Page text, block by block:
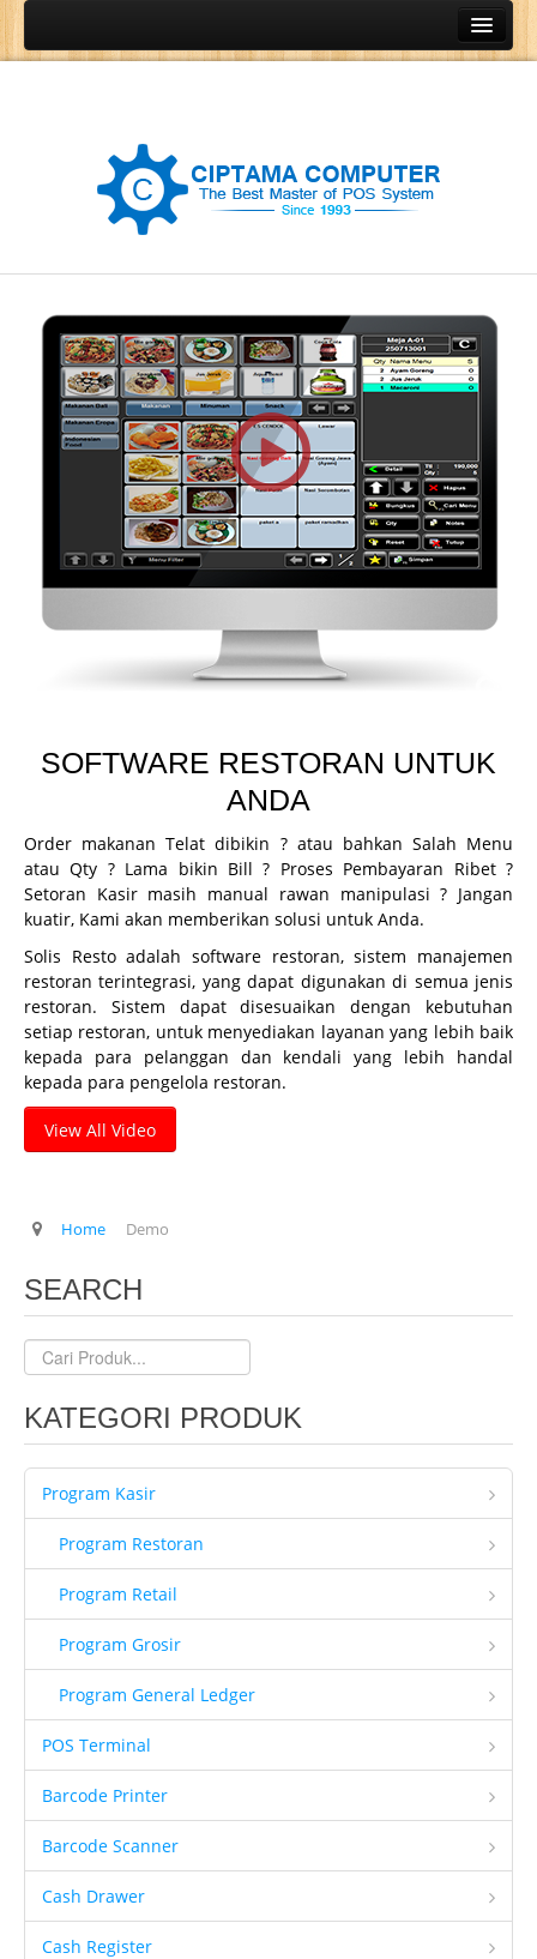
Home
Program Kasir
Program Restoran
Program Retail
Program Grosir
Program General Ledger
POS Terminal
Barcode Printer
Barcode Scanner
Cash Drawer
Cash Register
CCTV
Printer Inkjet
Printer ID Card
Perlengkapan Kasir
Gondola
Demo
Demo Program
Request Demo
Request Training
Client Kami
Tentang Kami
IT & Support
Kontrak Maintenance
Upgrade Program
Training Staff IT
Form Registrasi
Hubungi Kami
Brosur
SOFTWARE RESTORAN UNTUK
ANDA
Order makanan Telat dibikin ? atau bahkan Salah Menu
atau Qty ? Lama bikin Bill ? Proses Pembayaran Ribet ?
Setoran Kasir masih manual rawan manipulasi ? Jangan
kuatir, Kami akan memberikan solusi untuk Anda.
Solis Resto adalah software restoran, sistem manajemen
restoran terintegrasi, yang dapat digunakan di semua jenis
restoran. Sistem dapat disesuaikan dengan kebutuhan
setiap restoran, untuk menyediakan layanan yang lebih baik
kepada para pelanggan dan kendali yang lebih handal
kepada para pengelola restoran.
View All Video
Home Demo
SEARCH
KATEGORI PRODUK
Program Kasir
Program Restoran
Program Retail
Program Grosir
Program General Ledger
POS Terminal
Barcode Printer
Barcode Scanner
Cash Drawer
Cash Register